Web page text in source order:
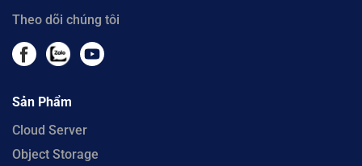
Theo dõi chúng tôi
Sản Phẩm
Cloud Server
Object Storage